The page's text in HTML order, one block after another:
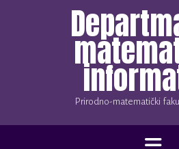
Prirodno-matematički